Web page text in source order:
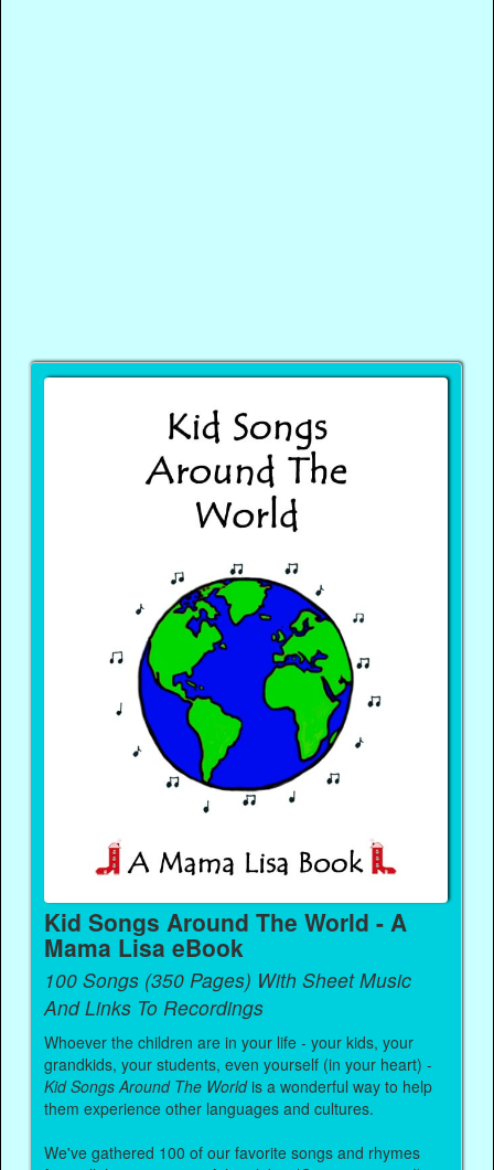
Kid Songs Around The World - A
Mama Lisa eBook
100 Songs (350 Pages) With Sheet Music
And Links To Recordings
Whoever the children are in your life - your kids, your
grandkids, your students, even yourself (in your heart) -
Kid Songs Around The Worldis a wonderful way to help
them experience other languages and cultures.
We've gathered 100 of our favorite songs and rhymes